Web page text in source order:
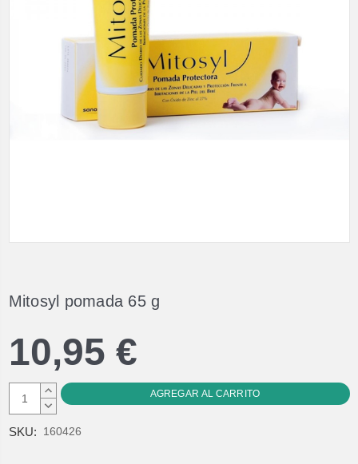
Mitosyl pomada 65 g
10,95 €
AUMENTAR
CANTIDAD:
DISMINUIR
SKU: 160426